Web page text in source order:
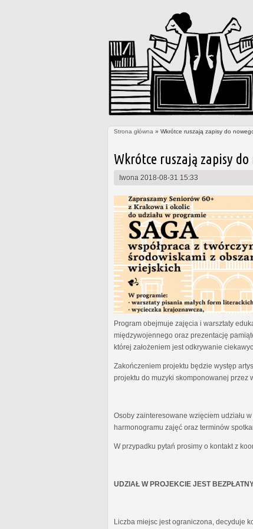
Strona główna » Wkrótce ruszają zapisy do
Wkrótce ruszają zapisy
Iwona 2018-08-31 15:33
Program obejmuje zajęcia i warsztaty
międzywojennego oraz prezentację
której założeniem jest odkrywanie
Zakończeniem projektu będzie występ
projektu do muzyki skomponowanej przez
Osoby zainteresowane wzięciem udziału
harmonogramu zajęć oraz terminów
W przypadku pytań prosimy o kontakt z
UDZIAŁ W PROJEKCIE JEST
Liczba miejsc jest ograniczona, decyduje